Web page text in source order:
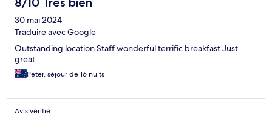
30 mai 2024
Traduire avec Google
Outstanding location Staff wonderful terrific breakfast Just
great
Peter, séjour de 16 nuits
Avis vérifié